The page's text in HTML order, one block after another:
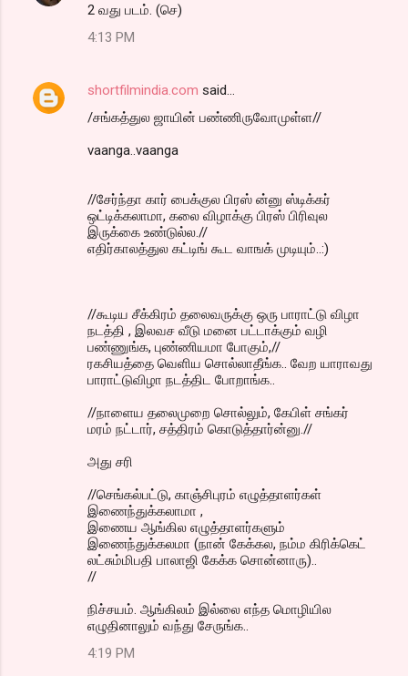
2 வது படம். (செ)
4:13 PM
shortfilmindia.com said…
/சங்கத்துல ஜாயின் பண்ணிருவோமுள்ள//
vaanga..vaanga
//சேர்ந்தா கார் பைக்குல பிரஸ் ன்னு ஸ்டிக்கர்
ஒட்டிக்கலாமா, கலை விழாக்கு பிரஸ் பிரிவுல
இருக்கை உண்டுல்ல.//
எதிர்காலத்துல கட்டிங் கூட வாஙக் முடியும்..:)
//கூடிய சீக்கிரம் தலைவருக்கு ஒரு பாராட்டு விழா
நடத்தி , இலவச வீடு மனை பட்டாக்கும் வழி
பண்ணுங்க, புண்ணியமா போகும்,//
ரகசியத்தை வெளிய சொல்லாதீங்க.. வேற யாராவது
பாராட்டுவிழா நடத்திட போறாங்க..
//நாளைய தலைமுறை சொல்லும், கேபிள் சங்கர்
மரம் நட்டார், சத்திரம் கொடுத்தார்ன்னு.//
அது சரி
//செங்கல்பட்டு, காஞ்சிபுரம் எழுத்தாளர்கள்
இணைந்துக்கலாமா ,
இணைய ஆங்கில எழுத்தாளர்களும்
இணைந்துக்கலமா (நான் கேக்கல, நம்ம கிரிக்கெட்
லட்சும்மிபதி பாலாஜி கேக்க சொன்னாரு)..
//
நிச்சயம். ஆங்கிலம் இல்லை எந்த மொழியில
எழுதினாலும் வந்து சேருங்க..
4:19 PM